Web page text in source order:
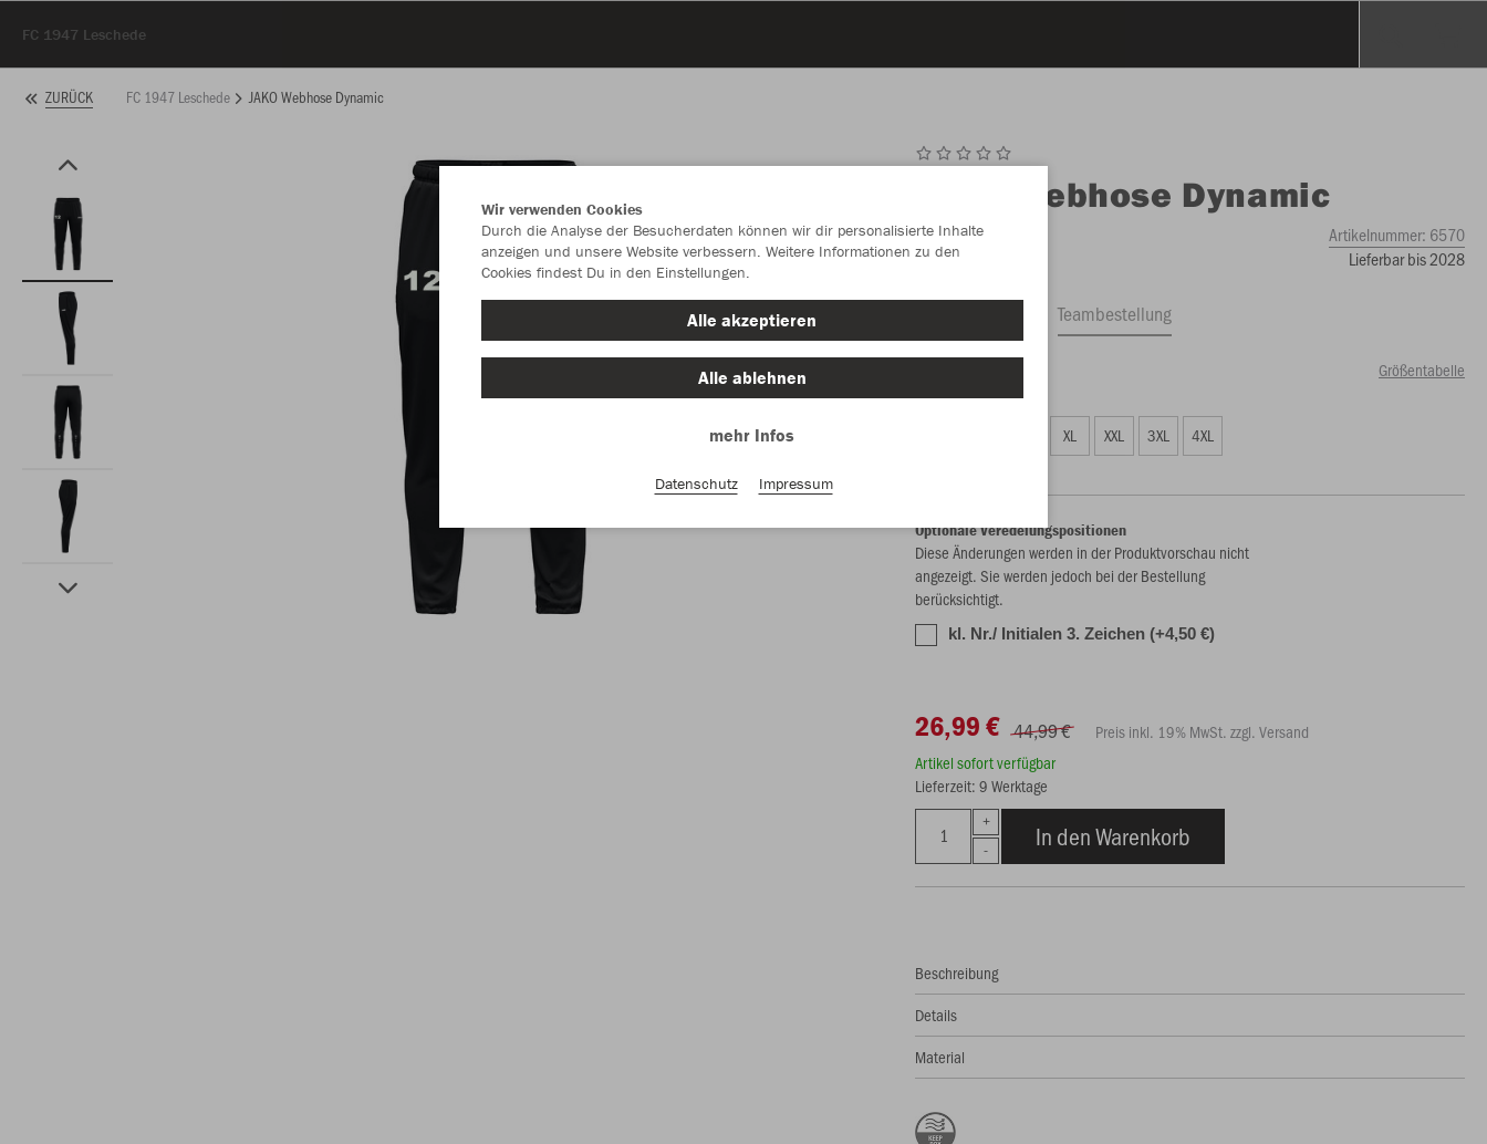
FC 1947 Leschede
ZURÜCK FC 1947 Leschede JAKO Webhose Dynamic
Webhose Dynamic
Artikelnummer: 6570
Lieferbar bis 2028
Teambestellung
Größentabelle
Unisex (26,99 €)
XL XXL 3XL 4XL
Optionale Veredelungspositionen
Diese Änderungen werden in der Produktvorschau nicht
angezeigt. Sie werden jedoch bei der Bestellung
berücksichtigt.
kl. Nr./ Initialen 3. Zeichen (+4,50 €)
26,99 € 44,99 €
Preis inkl. 19% MwSt. zzgl. Versand
Artikel sofort verfügbar
Lieferzeit: 9 Werktage
In den Warenkorb
Beschreibung
Details
Material
Wir verwenden Cookies
Durch die Analyse der Besucherdaten können wir dir personalisierte Inhalte
anzeigen und unsere Website verbessern. Weitere Informationen zu den
Cookies findest Du in den Einstellungen.
Alle akzeptieren
Alle ablehnen
mehr Infos
Datenschutz Impressum